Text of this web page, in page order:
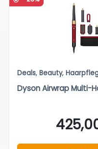
Deals, Beauty,
Dyson Airwrap Multi-